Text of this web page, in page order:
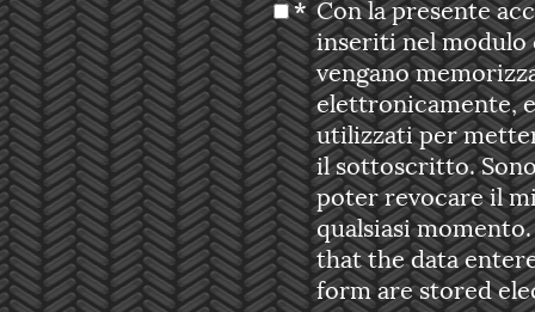
* Con la presente
inseriti nel
vengano
elettronicamente,
utilizzati per
il sottoscritto.
poter revocare il
qualsiasi momento. With this I
that the data
form are stored